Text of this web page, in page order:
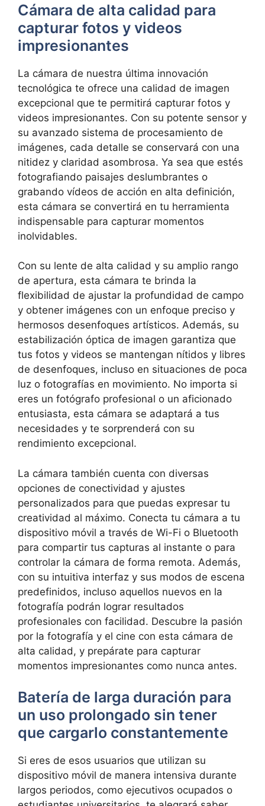
Cámara de alta calidad para
capturar fotos y videos
impresionantes
La cámara de nuestra última innovación
tecnológica te ofrece una calidad‌ de imagen
‍excepcional que te permitirá capturar fotos y
videos ⁤impresionantes. Con ⁢su potente sensor y
su avanzado sistema de procesamiento de
imágenes, cada detalle se conservará con una
nitidez y claridad ‍asombrosa. Ya sea que estés
fotografiando ​paisajes deslumbrantes⁤ o
grabando vídeos de acción en alta definición,
esta cámara se convertirá en tu herramienta⁢
indispensable para capturar momentos
inolvidables.
Con su lente de alta calidad y su amplio rango
de apertura, esta cámara te brinda la
flexibilidad de ajustar la profundidad de⁤ campo
y obtener imágenes con un enfoque preciso y
hermosos desenfoques artísticos. Además, su
estabilización óptica de imagen garantiza que
tus fotos y videos se mantengan nítidos y libres
de desenfoques,‍ incluso en ‍situaciones de poca
luz o fotografías en movimiento. No⁣ importa si
eres un fotógrafo profesional o un aficionado
entusiasta, esta cámara se adaptará​ a ‍tus
necesidades y te sorprenderá con su
rendimiento excepcional.
La cámara también cuenta ⁤con diversas
opciones de conectividad y ajustes
personalizados para que puedas expresar tu
creatividad al máximo. ⁢Conecta tu cámara a tu
dispositivo móvil a través de‌ Wi-Fi o Bluetooth
para compartir‍ tus capturas al instante o para
controlar la⁣ cámara de forma ‌remota. ⁤Además,
con​ su intuitiva interfaz y sus modos de escena
predefinidos, incluso aquellos nuevos en la
fotografía podrán lograr resultados
profesionales con facilidad. Descubre la⁣ pasión
por la fotografía y‍ el cine⁤ con esta cámara de
alta calidad, y prepárate para capturar
momentos impresionantes ⁢como nunca antes.
Batería de ⁢larga duración para
un⁤ uso prolongado sin tener
que cargarlo constantemente
Si⁤ eres de esos usuarios​ que utilizan su
dispositivo móvil ​de manera intensiva durante
largos periodos, como ejecutivos ocupados o